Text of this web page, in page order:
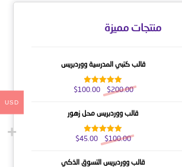
منتجات مميزة
قالب كتبي المدرسية ووردبريس
تم التقييم
5.00من 5
$200.00
$100.00
قالب ووردبريس محل زهور
تم التقييم
5.00من 5
$100.00
$45.00
قالب ووردبريس التسوق الذكي
USD